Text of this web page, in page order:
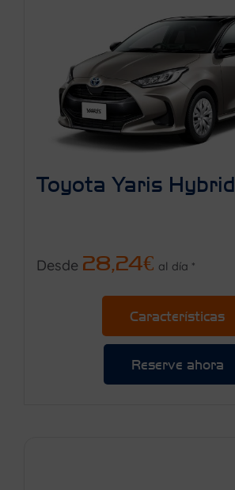
Toyota Yaris Hybrid
Desde 28,24€ al día *
Características
Reserve ahora